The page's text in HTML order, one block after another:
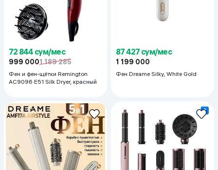
72 844 сум/мес
999 0001 189 285
Фен и фен-щётки Remington
AC9096 E51 Silk Dryer, красный
87 427 сум/мес
1 199 000
Фен Dreame Silky, White Gold